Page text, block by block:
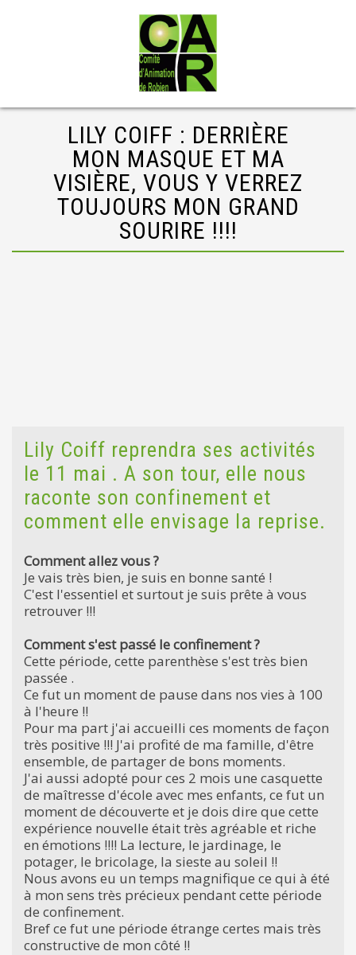
LILY COIFF : DERRIÈRE
MON MASQUE ET MA
VISIÈRE, VOUS Y VERREZ
TOUJOURS MON GRAND
SOURIRE !!!!
Lily Coiff reprendra ses activités
le 11 mai . A son tour, elle nous
raconte son confinement et
comment elle envisage la reprise.
Comment allez vous ?
Je vais très bien, je suis en bonne santé !
C'est l'essentiel et surtout je suis prête à vous
retrouver !!!
Comment s'est passé le confinement ?
Cette période, cette parenthèse s'est très bien
passée .
Ce fut un moment de pause dans nos vies à 100
à l'heure !!
Pour ma part j'ai accueilli ces moments de façon
très positive !!! J'ai profité de ma famille, d'être
ensemble, de partager de bons moments.
J'ai aussi adopté pour ces 2 mois une casquette
de maîtresse d'école avec mes enfants, ce fut un
moment de découverte et je dois dire que cette
expérience nouvelle était très agréable et riche
en émotions !!!! La lecture, le jardinage, le
potager, le bricolage, la sieste au soleil !!
Nous avons eu un temps magnifique ce qui à été
à mon sens très précieux pendant cette période
de confinement.
Bref ce fut une période étrange certes mais très
constructive de mon côté !!